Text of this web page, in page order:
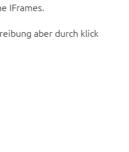
IFrames.
aber durch klick